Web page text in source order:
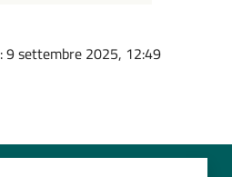
: 9 settembre 2025, 12:49